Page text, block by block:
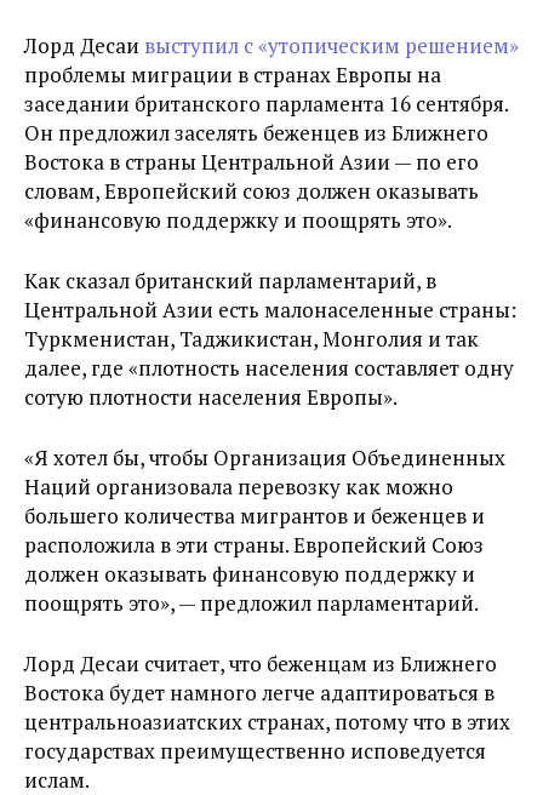
Лорд Десаи выступил с «утопическим решением»
проблемы миграции в странах Европы на
заседании британского парламента 16 сентября.
Он предложил заселять беженцев из Ближнего
Востока в страны Центральной Азии — по его
словам, Европейский союз должен оказывать
«финансовую поддержку и поощрять это».
Как сказал британский парламентарий, в
Центральной Азии есть малонаселенные страны:
Туркменистан, Таджикистан, Монголия и так
далее, где «плотность населения составляет одну
сотую плотности населения Европы».
«Я хотел бы, чтобы Организация Объединенных
Наций организовала перевозку как можно
большего количества мигрантов и беженцев и
расположила в эти страны. Европейский Союз
должен оказывать финансовую поддержку и
поощрять это», — предложил парламентарий.
Лорд Десаи считает, что беженцам из Ближнего
Востока будет намного легче адаптироваться в
центральноазиатских странах, потому что в этих
государствах преимущественно исповедуется
ислам.